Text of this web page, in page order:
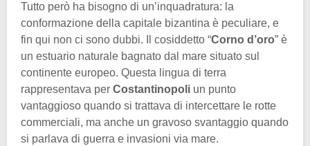
Tutto però ha bisogno di un’inquadratura: la
conformazione della capitale bizantina è peculiare, e
fin qui non ci sono dubbi. Il cosiddetto “Corno d’oro” è
un estuario naturale bagnato dal mare situato sul
continente europeo. Questa lingua di terra
rappresentava per Costantinopoli un punto
vantaggioso quando si trattava di intercettare le rotte
commerciali, ma anche un gravoso svantaggio quando
si parlava di guerra e invasioni via mare.